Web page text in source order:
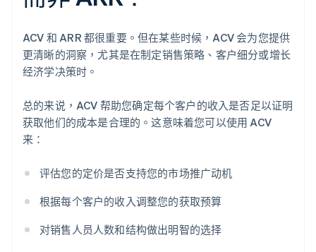
ACV 和 ARR 都很重要。但在某些时候，ACV 会为您提供
更清晰的洞察，尤其是在制定销售策略、客户细分或增长
经济学决策时。
总的来说，ACV 帮助您确定每个客户的收入是否足以证明
获取他们的成本是合理的。这意味着您可以使用 ACV
来：
评估您的定价是否支持您的市场推广动机
根据每个客户的收入调整您的获取预算
对销售人员人数和结构做出明智的选择